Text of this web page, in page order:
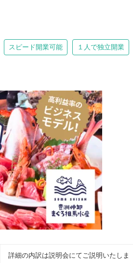
スピード開業可能 １人で独立開業
詳細の内訳は説明会にてご説明いたしま